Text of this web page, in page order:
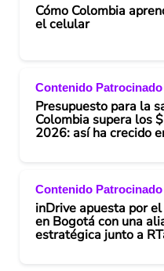
Cómo Colombia
el celular
Contenido Patrocinado
Presupuesto para la
Colombia supera los
2026: así ha crecido
Contenido Patrocinado
inDrive apuesta por
en Bogotá con una
estratégica junto a